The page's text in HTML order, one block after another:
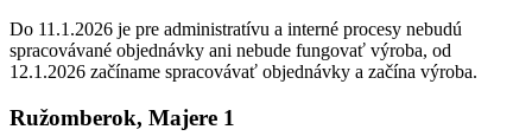
Do 11.1.2026 je pre administratívu a interné procesy nebudú
spracovávané objednávky ani nebude fungovať výroba, od
12.1.2026 začíname spracovávať objednávky a začína výroba.
Ružomberok, Majere 1